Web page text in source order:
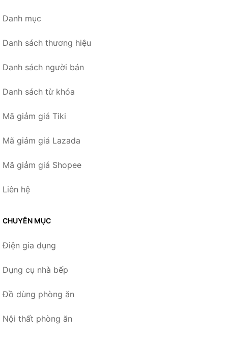
Danh mục
Danh sách thương hiệu
Danh sách người bán
Danh sách từ khóa
Mã giảm giá Tiki
Mã giảm giá Lazada
Mã giảm giá Shopee
Liên hệ
CHUYÊN MỤC
Điện gia dụng
Dụng cụ nhà bếp
Đồ dùng phòng ăn
Nội thất phòng ăn